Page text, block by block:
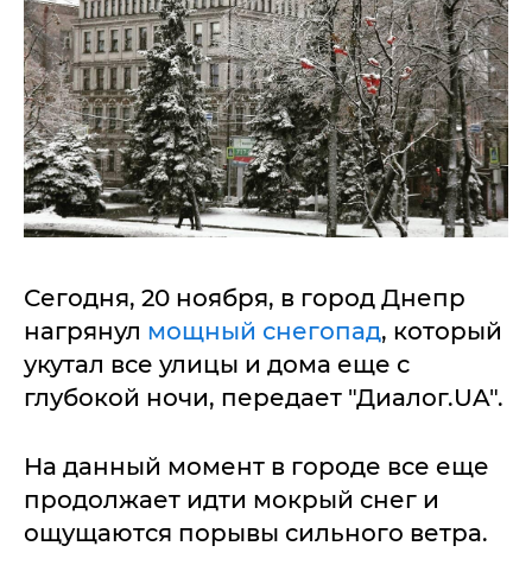
Сегодня, 20 ноября, в город Днепр
нагрянул мощный снегопад, который
укутал все улицы и дома еще с
глубокой ночи, передает "Диалог.UA".
На данный момент в городе все еще
продолжает идти мокрый снег и
ощущаются порывы сильного ветра.